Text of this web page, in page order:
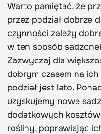
Warto pamiętać, że
przez podział dobrze
czynności zależy
w ten sposób
Zazwyczaj dla
dobrym czasem na
podział jest lato.
uzyskujemy nowe
dodatkowych
rośliny, poprawiając